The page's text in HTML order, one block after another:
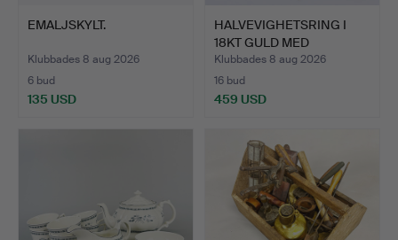
EMALJSKYLT.
Klubbades 8 aug 2026
6 bud
135 USD
HALVEVIGHETSRING I
18KT GULD MED
DIAMANTER.
Klubbades 8 aug 2026
16 bud
459 USD